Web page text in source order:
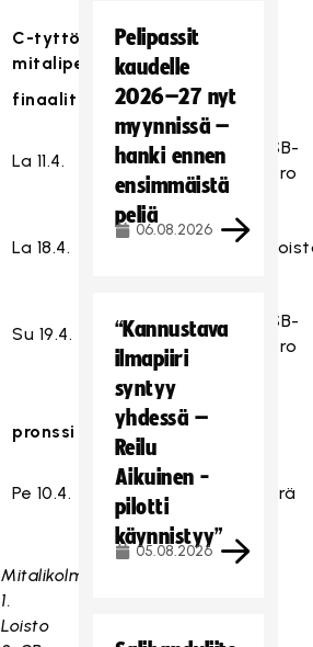
C-tyttöjen SM-sarjan
mitalipelit
finaalit
kaksi voittoa
La 11.4. 18:30 Loisto
SB-
Pro
La 18.4.
SB-
-
Su 19.4. 18:30 Loisto
SB-
Pro
pronssi yksi voitto
Pe 10.4. 19:00
M-
Team
Erä
Mitalikolmikko:
1.
Loisto
Pelipassit
kaudelle
2026–27 nyt
myynnissä –
hanki ennen
ensimmäistä
peliä
06.08.2026
“Kannustava
ilmapiiri
syntyy
yhdessä –
Reilu
Aikuinen -
pilotti
käynnistyy”
05.08.2026